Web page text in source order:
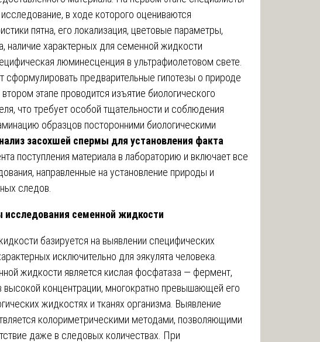
в ходе которого оцениваются
пятна, его локализация, цветовые параметры,
наличие характерных для семенной жидкости
люминесценция в ультрафиолетовом свете.
сформулировать предварительные гипотезы о природе
этапе проводится изъятие биологического
что требует особой тщательности и соблюдения
образцов посторонними биологическими
засохшей спермы для установления факта
поступления материала в лабораторию и включает все
направленные на установление природы и
следов.
семенной жидкости
базируется на выявлении специфических
исключительно для эякулята человека.
жидкости является кислая фосфатаза — фермент,
высокой концентрации, многократно превышающей его
жидкостях и тканях организма. Выявление
колориметрическими методами, позволяющими
даже в следовых количествах. При